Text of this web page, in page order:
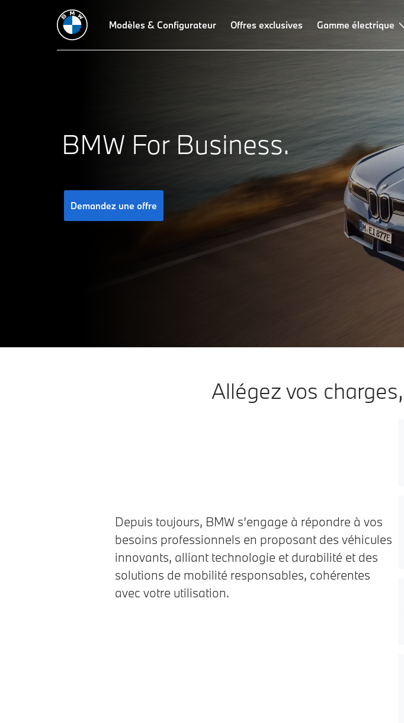
Modèles & Configurateur Offres exclusives Gamme électrique
BMW For Business.
Demandez une offre
Allégez vos
Depuis toujours, BMW s’engage à répondre à vos
besoins professionnels en proposant des véhicules
innovants, alliant technologie et durabilité et des
solutions de mobilité responsables, cohérentes
avec votre utilisation.